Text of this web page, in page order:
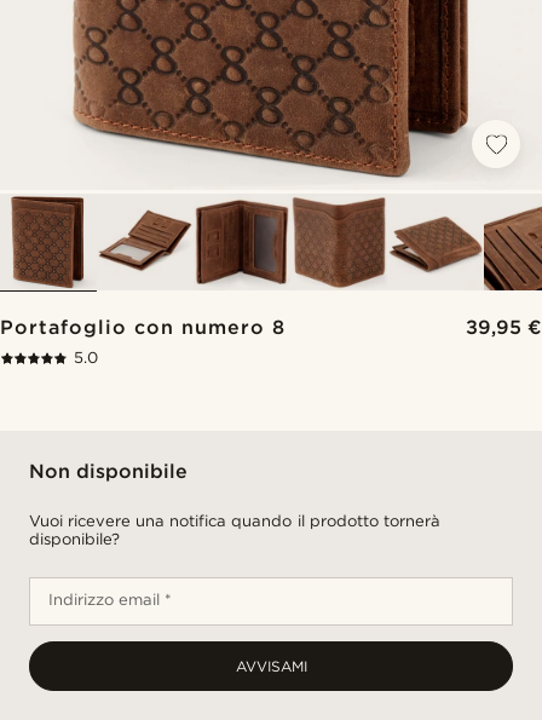
Portafoglio con numero 8 39,95 €
5.0
Non disponibile
Vuoi ricevere una notifica quando il prodotto tornerà
disponibile?
Indirizzo email *
AVVISAMI